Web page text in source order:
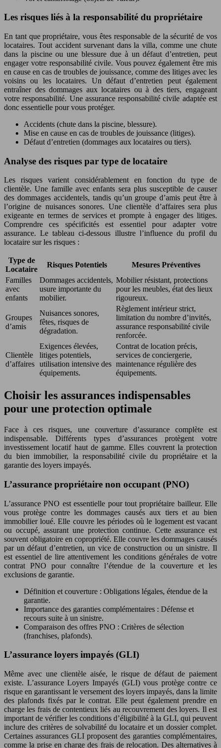
Les risques liés à la responsabilité du propriétaire
En tant que propriétaire, vous êtes responsable de la sécurité de vos
locataires. Tout accident survenant dans la villa, comme une chute
dans la piscine ou une blessure due à un défaut d’entretien, peut
engager votre responsabilité civile. Vous pouvez également être mis
en cause en cas de troubles de jouissance, comme des litiges avec les
voisins ou les locataires. Un défaut d’entretien peut également
entraîner des dommages aux locataires ou à des tiers, engageant
votre responsabilité. Une assurance responsabilité civile adaptée est
donc essentielle pour vous protéger.
Accidents (chute dans la piscine, blessure).
Mise en cause en cas de troubles de jouissance (litiges).
Défaut d’entretien (dommages aux locataires ou tiers).
Analyse des risques par type de locataire
Les risques varient considérablement en fonction du type de
clientèle. Une famille avec enfants sera plus susceptible de causer
des dommages accidentels, tandis qu’un groupe d’amis peut être à
l’origine de nuisances sonores. Une clientèle d’affaires sera plus
exigeante en termes de services et prompte à engager des litiges.
Comprendre ces spécificités est essentiel pour adapter votre
assurance. Le tableau ci-dessous illustre l’influence du profil du
locataire sur les risques :
Type de
Locataire
Risques Potentiels
Mesures Préventives
Familles
avec
enfants
Dommages accidentels,
usure importante du
mobilier.
Mobilier résistant, protections
pour les meubles, état des lieux
rigoureux.
Groupes
d’amis
Nuisances sonores,
fêtes, risques de
dégradation.
Règlement intérieur strict,
limitation du nombre d’invités,
assurance responsabilité civile
renforcée.
Clientèle
d’affaires
Exigences élevées,
litiges potentiels,
utilisation intensive des
équipements.
Contrat de location précis,
services de conciergerie,
maintenance régulière des
équipements.
Choisir les assurances indispensables
pour une protection optimale
Face à ces risques, une couverture d’assurance complète est
indispensable. Différents types d’assurances protègent votre
investissement locatif haut de gamme. Elles couvrent la protection
du bien immobilier, la responsabilité civile du propriétaire et la
garantie des loyers impayés.
L’assurance propriétaire non occupant (PNO)
L’assurance PNO est essentielle pour tout propriétaire bailleur. Elle
vous protège contre les dommages causés aux tiers et au bien
immobilier loué. Elle couvre les périodes où le logement est vacant
ou occupé, assurant une protection continue. Cette assurance est
souvent obligatoire en copropriété. Elle couvre les dommages causés
par un défaut d’entretien, un vice de construction ou un sinistre. Il
est essentiel de lire attentivement les conditions générales de votre
contrat PNO pour connaître l’étendue de la couverture et les
exclusions de garantie.
Définition et couverture : Obligations légales, étendue de la
garantie.
Importance des garanties complémentaires : Défense et
recours suite à un sinistre.
Comparaison des offres PNO : Critères de sélection
(franchises, plafonds).
L’assurance loyers impayés (GLI)
Même avec une clientèle aisée, le risque de défaut de paiement
existe. L’assurance Loyers Impayés (GLI) vous protège contre ce
risque en garantissant le versement des loyers impayés, dans la limite
des plafonds fixés par le contrat. Elle peut également prendre en
charge les frais de contentieux liés au recouvrement des loyers. Il est
important de vérifier les conditions d’éligibilité à la GLI, qui peuvent
inclure des critères de solvabilité du locataire et un dossier complet.
Certaines assurances GLI proposent des garanties complémentaires,
comme la prise en charge des frais de relocation. Des alternatives à